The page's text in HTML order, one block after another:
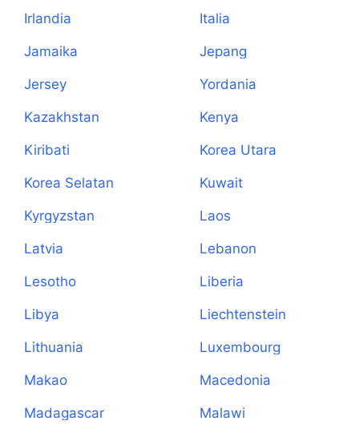
Irlandia Italia
Jamaika Jepang
Jersey Yordania
Kazakhstan Kenya
Kiribati Korea Utara
Korea Selatan Kuwait
Kyrgyzstan Laos
Latvia Lebanon
Lesotho Liberia
Libya Liechtenstein
Lithuania Luxembourg
Makao Macedonia
Madagascar Malawi